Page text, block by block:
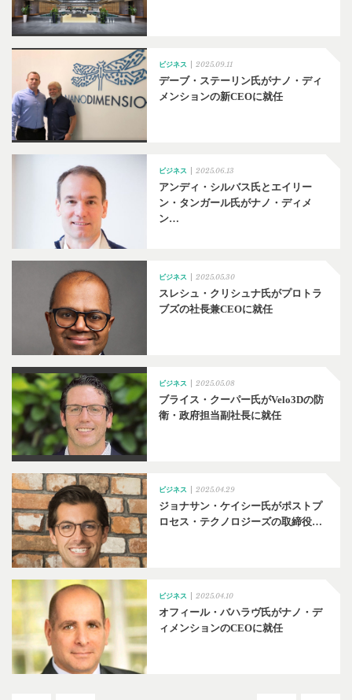
ビジネス 2025.09.11
デーブ・ステーリン氏がナノ・ディ
メンションの新CEOに就任
ビジネス 2025.06.13
アンディ・シルバス氏とエイリー
ン・タンガール氏がナノ・ディメ
ン…
ビジネス 2025.05.30
スレシュ・クリシュナ氏がプロトラ
ブズの社長兼CEOに就任
ビジネス 2025.05.08
ブライス・クーパー氏がVelo3Dの防
衛・政府担当副社長に就任
ビジネス 2025.04.29
ジョナサン・ケイシー氏がポストプ
ロセス・テクノロジーズの取締役…
ビジネス 2025.04.10
オフィール・バハラヴ氏がナノ・デ
ィメンションのCEOに就任